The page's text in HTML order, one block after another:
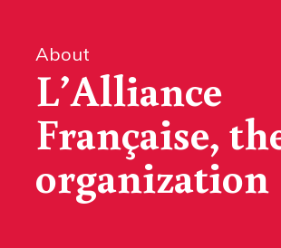
About
L’Alliance
Française,
organization